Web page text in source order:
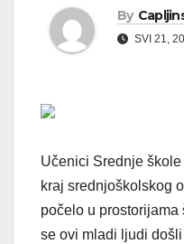
By
SVI 21,
Učenici Srednje
kraj srednjoškolskog
počelo u prostorijama
se ovi mladi ljudi